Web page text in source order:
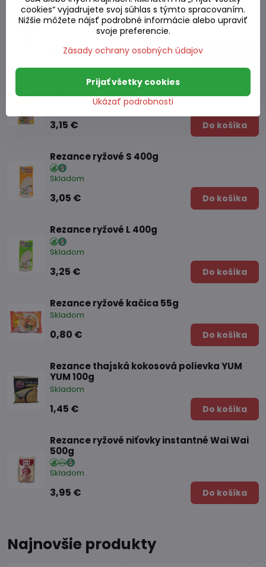
Rezance ryžové 5mm 400g
2,50 € Do košíka
Rezance ryžové M 400g
3,15 € Do košíka
Rezance ryžové S 400g
Skladom
3,05 € Do košíka
Rezance ryžové L 400g
Skladom
3,25 € Do košíka
Rezance ryžové kačica 55g
Skladom
0,80 € Do košíka
Rezance thajská kokosová polievka YUM
YUM 100g
Skladom
1,45 € Do košíka
Rezance ryžové niťovky instantné Wai Wai
500g
Skladom
3,95 € Do košíka
Najnovšie produkty
cookies“ vyjadrujete svoj súhlas s týmto spracovaním.
Nižšie môžete nájsť podrobné informácie alebo upraviť
svoje preferencie.
Zásady ochrany osobných údajov
Ukázať podrobnosti
Prijať všetky cookies